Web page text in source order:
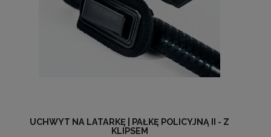
UCHWYT NA LATARKĘ | PAŁKĘ POLICYJNĄ II - Z
KLIPSEM